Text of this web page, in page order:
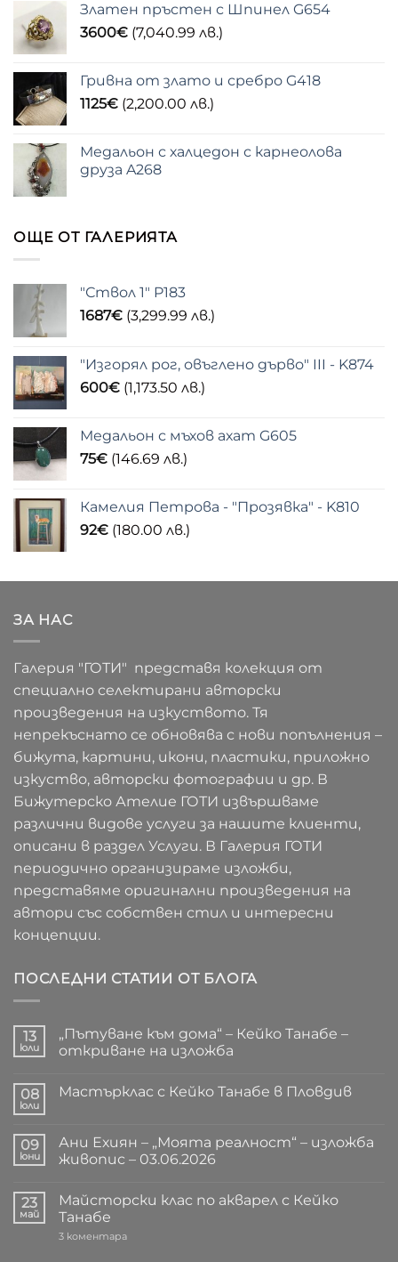
Златен пръстен с Шпинел G654
3600€ (7,040.99 лв.)
Гривна от злато и сребро G418
1125€ (2,200.00 лв.)
Медальон с халцедон с карнеолова
друза A268
ОЩЕ ОТ ГАЛЕРИЯТА
"Ствол 1" P183
1687€ (3,299.99 лв.)
"Изгорял рог, овъглено дърво" III - K874
600€ (1,173.50 лв.)
Медальон с мъхов ахат G605
75€ (146.69 лв.)
Камелия Петрова - "Прозявка" - K810
92€ (180.00 лв.)
ЗА НАС
Галерия "ГОТИ" представя колекция от
специално селектирани авторски
произведения на изкуството. Тя
непрекъснато се обновява с нови попълнения –
бижута, картини, икони, пластики, приложно
изкуство, авторски фотографии и др. В
Бижутерско Ателие ГОТИ извършваме
различни видове услуги за нашите клиенти,
описани в раздел Услуги. В Галерия ГОТИ
периодично организираме изложби,
представяме оригинални произведения на
автори със собствен стил и интересни
концепции.
ПОСЛЕДНИ СТАТИИ ОТ БЛОГА
13
юли
„Пътуване към дома“ – Кейко Танабе –
откриване на изложба
за
„Пътуване
–
Кейко
Танабе
на
изложба
08
юли
Мастърклас с Кейко Танабе в Пловдив
Мастърклас
с
Кейко
Пловдив
09
юни
Ани Ехиян – „Моята реалност“ – изложба
живопис – 03.06.2026
за
Ани
Ехиян
–
23
май
Майсторски клас по акварел с Кейко
Танабе
3 коментараза